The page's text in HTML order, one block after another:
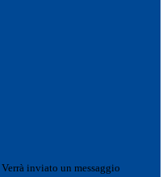
Verrà inviato un messaggio